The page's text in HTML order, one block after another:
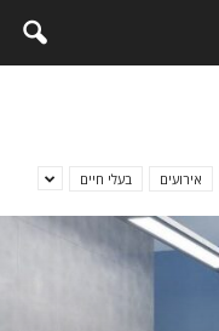
אירועים בעלי חיים